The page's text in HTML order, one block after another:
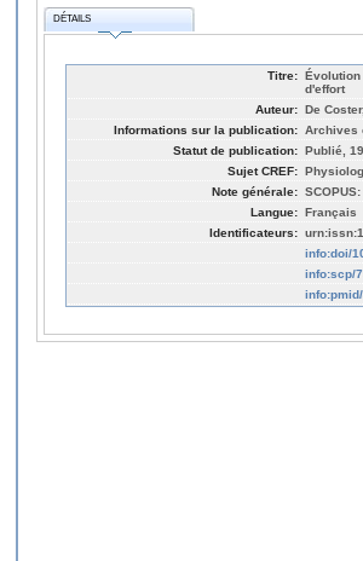
DÉTAILS
Titre:
d'effort
Auteur: De
Informations sur la publication: Archives
Statut de publication: Publié,
Sujet CREF:
Note générale: SCOPUS:
Langue: Français
Identificateurs:
info:doi/
info:scp/